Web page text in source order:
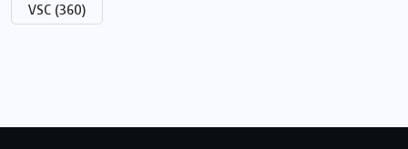
VSC (360)